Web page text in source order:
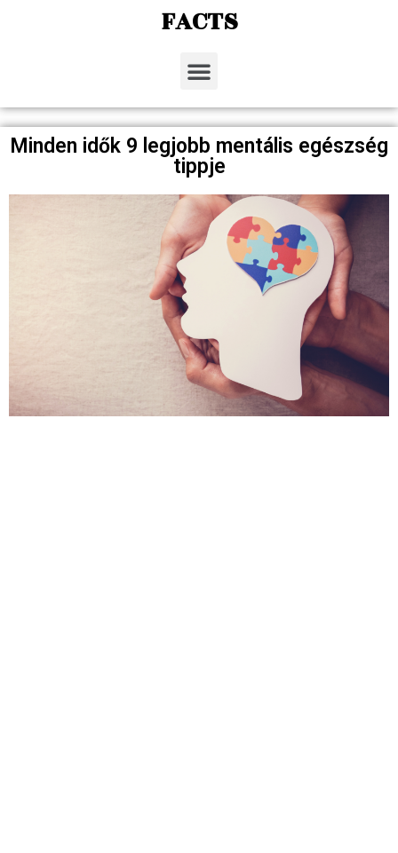
FACTS
Minden idők 9 legjobb mentális egészség
tippje